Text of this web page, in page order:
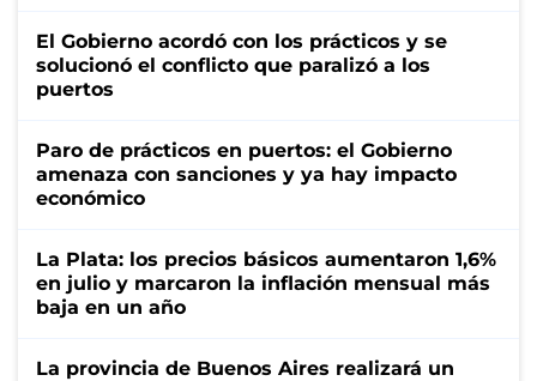
El Gobierno acordó con los prácticos y se
solucionó el conflicto que paralizó a los
puertos
Paro de prácticos en puertos: el Gobierno
amenaza con sanciones y ya hay impacto
económico
La Plata: los precios básicos aumentaron 1,6%
en julio y marcaron la inflación mensual más
baja en un año
La provincia de Buenos Aires realizará un